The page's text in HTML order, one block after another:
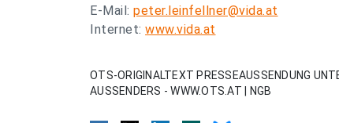
E-Mail: peter.leinfellner@vida.at
Internet: www.vida.at
OTS-ORIGINALTEXT PRESSEAUSSENDUNG
AUSSENDERS - WWW.OTS.AT | NGB